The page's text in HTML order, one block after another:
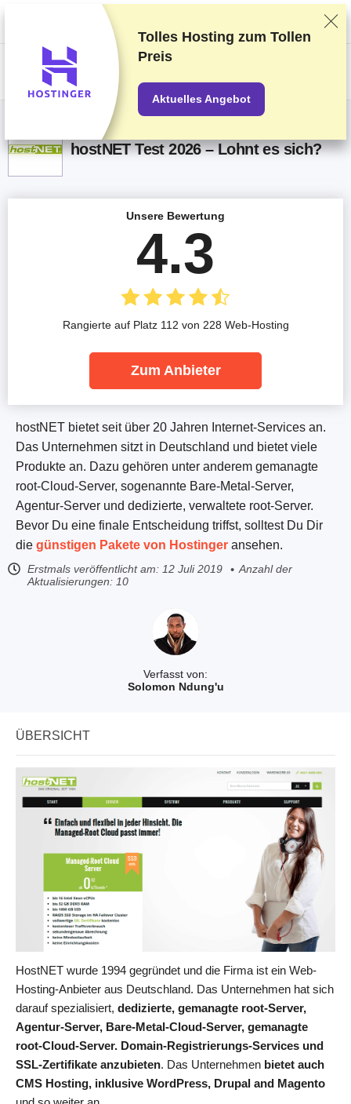
Wir bewerten die Anbieter auf Grundlage strenger Tests und Bewertungen,
berücksichtigen aber auch Dein Feedback und unsere geschäftlichen
Vereinbarungen mit den Anbietern.Diese Seite enthält Affiliate-Links
hostNET Test 2026 – Lohnt es sich?
Verfasst von:
Solomon Ndung'u
hostNET bietet seit über 20 Jahren Internet-Services an.
Das Unternehmen sitzt in Deutschland und bietet viele
Produkte an. Dazu gehören unter anderem gemanagte
root-Cloud-Server, sogenannte Bare-Metal-Server,
Agentur-Server und dedizierte, verwaltete root-Server.
Bevor Du eine finale Entscheidung triffst, solltest Du Dir
die günstigen Pakete von Hostinger ansehen.
Erstmals veröffentlicht am: 12 Juli 2019
Anzahl der
Aktualisierungen: 10
Unsere Bewertung
4.3
Rangierte auf Platz 112 von 228 Web-Hosting
Zum Anbieter
ÜBERSICHT
HostNET wurde 1994 gegründet und die Firma ist ein Web-
Hosting-Anbieter aus Deutschland. Das Unternehmen hat sich
darauf spezialisiert, dedizierte, gemanagte root-Server,
Agentur-Server, Bare-Metal-Cloud-Server, gemanagte
root-Cloud-Server. Domain-Registrierungs-Services und
SSL-Zertifikate anzubieten. Das Unternehmen bietet auch
CMS Hosting, inklusive WordPress, Drupal and Magento
Tolles Hosting zum Tollen
Preis
Aktuelles Angebot